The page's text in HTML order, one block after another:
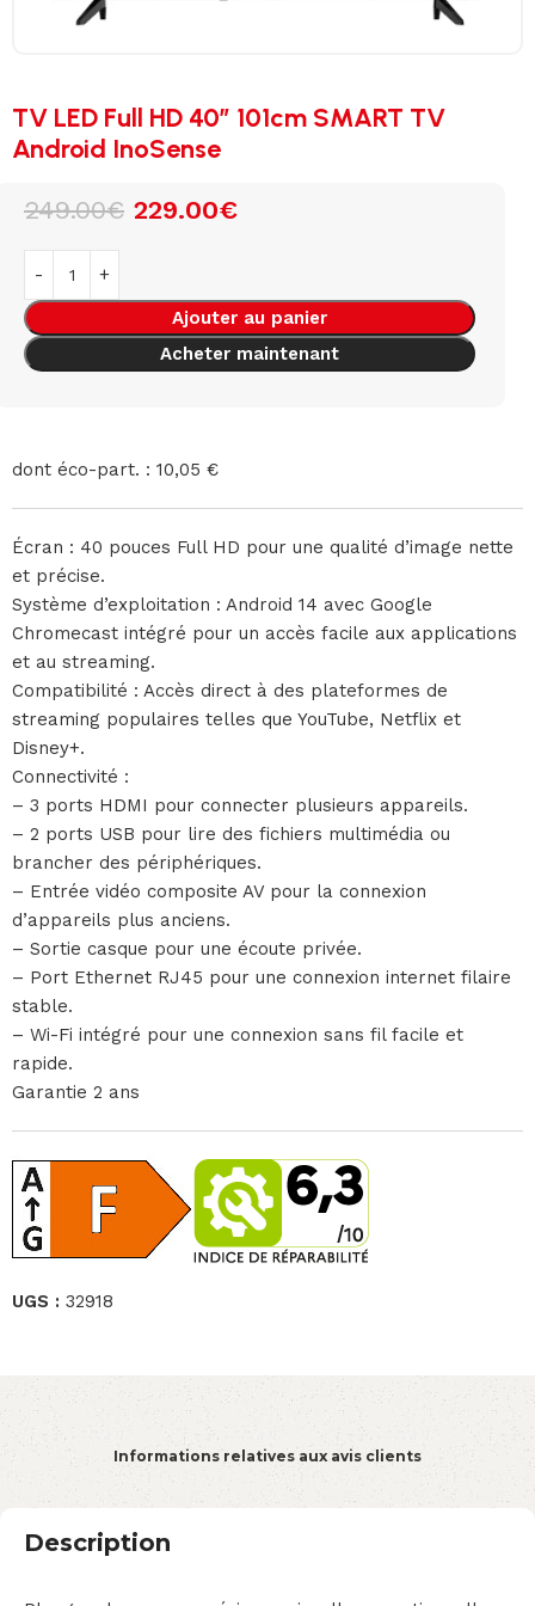
TV LED Full HD 40″ 101cm SMART TV
Android InoSense
249.00€ 229.00€
Ajouter au panier
Acheter maintenant
dont éco-part. : 10,05 €
Écran : 40 pouces Full HD pour une qualité d’image nette
et précise.
Système d’exploitation : Android 14 avec Google
Chromecast intégré pour un accès facile aux applications
et au streaming.
Compatibilité : Accès direct à des plateformes de
streaming populaires telles que YouTube, Netflix et
Disney+.
Connectivité :
– 3 ports HDMI pour connecter plusieurs appareils.
– 2 ports USB pour lire des fichiers multimédia ou
brancher des périphériques.
– Entrée vidéo composite AV pour la connexion
d’appareils plus anciens.
– Sortie casque pour une écoute privée.
– Port Ethernet RJ45 pour une connexion internet filaire
stable.
– Wi-Fi intégré pour une connexion sans fil facile et
rapide.
Garantie 2 ans
UGS : 32918
Informations relatives aux avis clients
Description